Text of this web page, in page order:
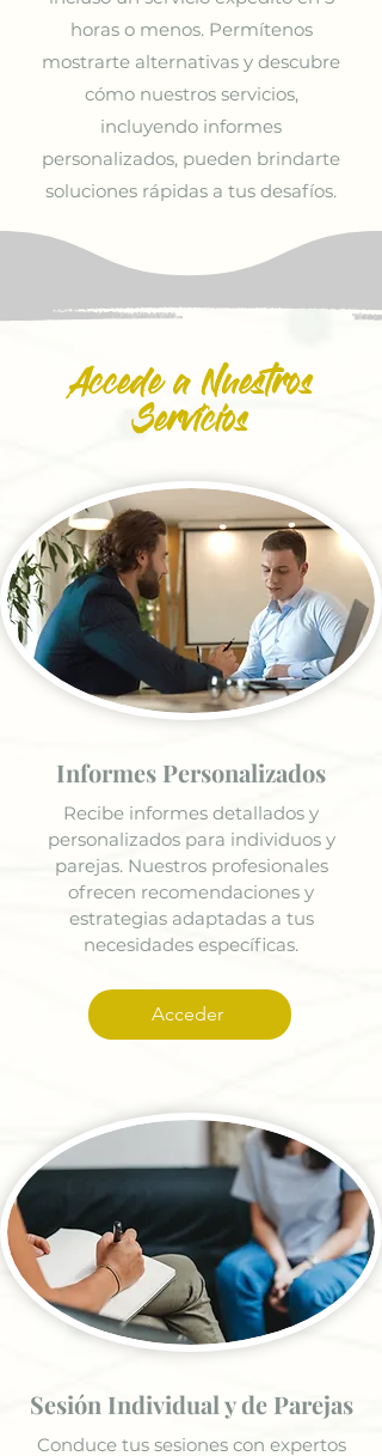
horas o menos. Permítenos
mostrarte alternativas y descubre
cómo nuestros servicios,
incluyendo informes
personalizados, pueden brindarte
soluciones rápidas a tus desafíos.
Accede a Nuestros
Servicios
Informes Personalizados
Recibe informes detallados y
personalizados para individuos y
parejas. Nuestros profesionales
ofrecen recomendaciones y
estrategias adaptadas a tus
necesidades específicas.
Acceder
Sesión Individual y de Parejas
Conduce tus sesiones con expertos